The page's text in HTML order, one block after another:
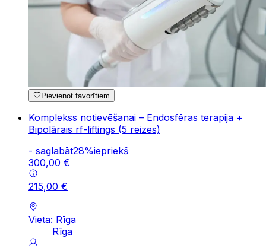
Pievienot favorītiem
Komplekss notievēšanai – Endosfēras terapija +
Bipolārais rf-liftings (5 reizes)
- saglabāt28%iepriekš
300,00 €
215,00 €
Vieta: Rīga
Rīga